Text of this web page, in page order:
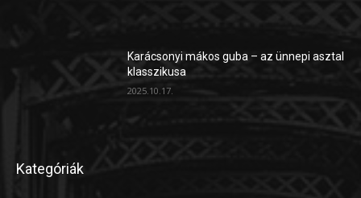
Karácsonyi mákos guba – az ünnepi asztal
klasszikusa
2025.10.17.
Kategóriák